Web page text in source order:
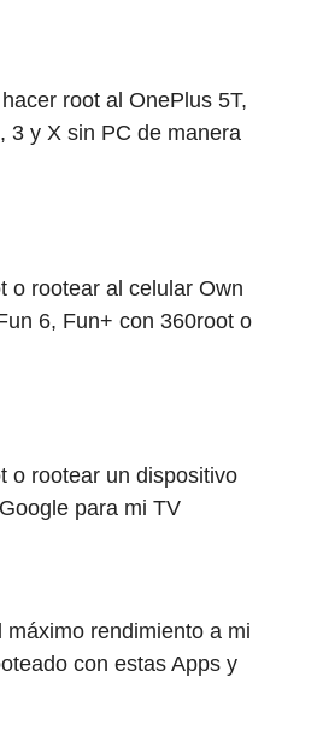
root al OnePlus 5T,
3 y X sin PC de manera
o rootear al celular Own
6, Fun+ con 360root o
o rootear un dispositivo
para mi TV
máximo rendimiento a mi
con estas Apps y